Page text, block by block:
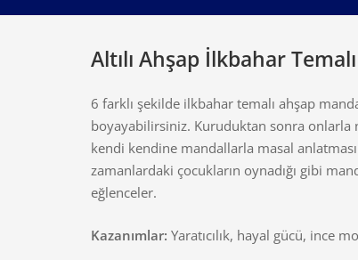
Altılı Ahşap İlkbahar
6 farklı şekilde ilkbahar temalı ahşap
boyayabilirsiniz. Kuruduktan sonra onlarla
kendi kendine mandallarla masal
zamanlardaki çocukların oynadığı gibi
eğlenceler.
Kazanımlar: Yaratıcılık, hayal gücü, ince